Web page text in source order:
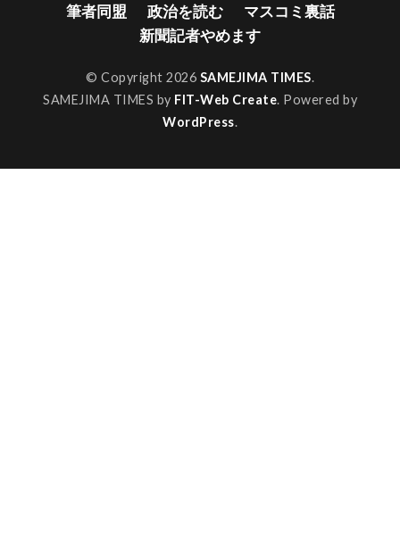
筆者同盟
政治を読む
マスコミ裏話
新聞記者やめます
© Copyright 2026 SAMEJIMA TIMES.
SAMEJIMA TIMES by FIT-Web Create. Powered by
WordPress.